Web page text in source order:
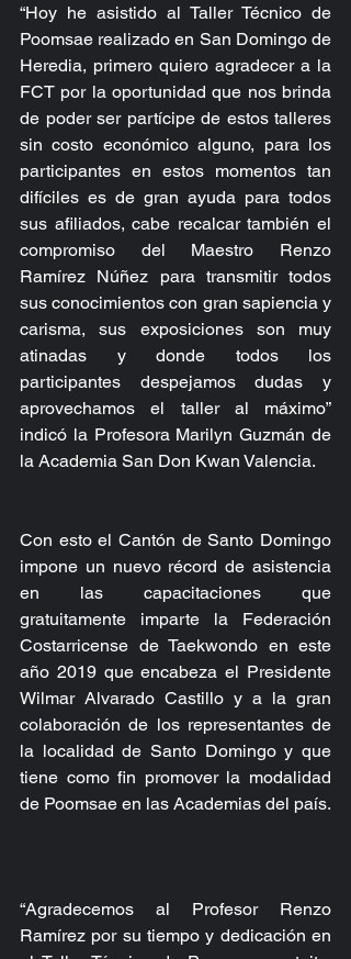
“Hoy he asistido al Taller Técnico de
Poomsae realizado en San Domingo de
Heredia, primero quiero agradecer a la
FCT por la oportunidad que nos brinda
de poder ser partícipe de estos talleres
sin costo económico alguno, para los
participantes en estos momentos tan
difíciles es de gran ayuda para todos
sus afiliados, cabe recalcar también el
compromiso del Maestro Renzo
Ramírez Núñez para transmitir todos
sus conocimientos con gran sapiencia y
carisma, sus exposiciones son muy
atinadas y donde todos los
participantes despejamos dudas y
aprovechamos el taller al máximo”
indicó la Profesora Marilyn Guzmán de
la Academia San Don Kwan Valencia.
Con esto el Cantón de Santo Domingo
impone un nuevo récord de asistencia
en las capacitaciones que
gratuitamente imparte la Federación
Costarricense de Taekwondo en este
año 2019 que encabeza el Presidente
Wilmar Alvarado Castillo y a la gran
colaboración de los representantes de
la localidad de Santo Domingo y que
tiene como fin promover la modalidad
de Poomsae en las Academias del país.
“Agradecemos al Profesor Renzo
Ramírez por su tiempo y dedicación en